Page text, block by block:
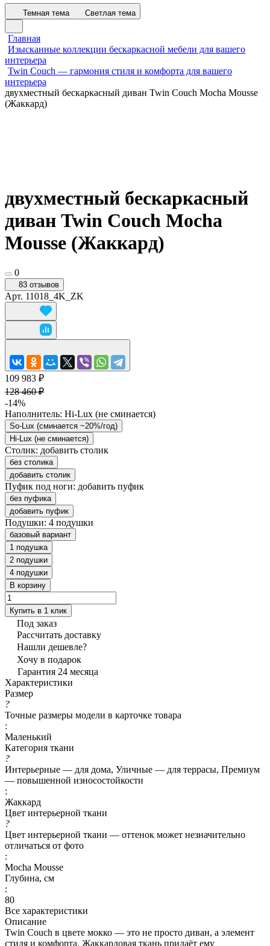
Темная тема Светлая тема
Главная
Изысканные коллекции бескаркасной мебели для вашего
интерьера
Twin Couch — гармония стиля и комфорта для вашего
интерьера
двухместный бескаркасный диван Twin Couch Mocha Mousse
(Жаккард)
двухместный бескаркасный
диван Twin Couch Mocha
Mousse (Жаккард)
0
83 отзывов
Арт. 11018_4K_ZK
109 983 ₽
128 460 ₽
-14%
Наполнитель: Hi-Lux (не сминается)
So-Lux (cминается ~20%/год)
Hi-Lux (не сминается)
Столик: добавить столик
без столика
добавить столик
Пуфик под ноги: добавить пуфик
без пуфика
добавить пуфик
Подушки: 4 подушки
базовый вариант
1 подушка
2 подушки
4 подушки
В корзину
Купить в 1 клик
Под заказ
Рассчитать доставку
Нашли дешевле?
Хочу в подарок
Гарантия 24 месяца
Характеристики
Размер
?
Точные размеры модели в карточке товара
:
Маленький
Категория ткани
?
Интерьерные — для дома, Уличные — для террасы, Премиум
— повышенной износостойкости
:
Жаккард
Цвет интерьерной ткани
?
Цвет интерьерной ткани — оттенок может незначительно
отличаться от фото
:
Mocha Mousse
Глубина, см
:
80
Все характеристики
Описание
Twin Couch в цвете мокко — это не просто диван, а элемент
стиля и комфорта. Жаккардовая ткань придаёт ему